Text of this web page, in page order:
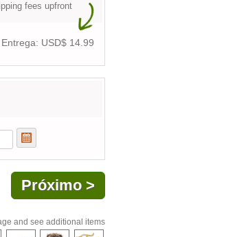
fees upfront
Entrega: USD$ 14.99
and see additional items